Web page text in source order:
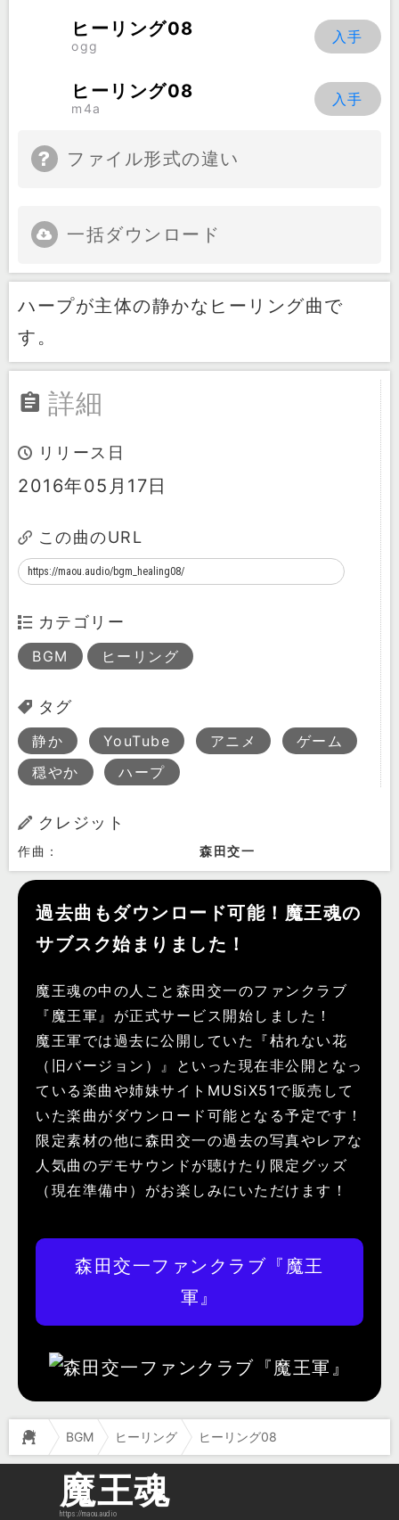
ヒーリング08
ogg
ヒーリング08
m4a
ファイル形式の違い
一括ダウンロード
ハープが主体の静かなヒーリング曲で
す。
詳細
リリース日
2016年05月17日
この曲のURL
カテゴリー
BGM ヒーリング
タグ
静か YouTube アニメ
ゲーム
穏やか
ハープ
クレジット
作曲： 森田交一
過去曲もダウンロード可能！魔王魂の
サブスク始まりました！
魔王魂の中の人こと森田交一のファンクラブ
『魔王軍』が正式サービス開始しました！
魔王軍では過去に公開していた『枯れない花
（旧バージョン）』といった現在非公開となっ
ている楽曲や姉妹サイトMUSiX51で販売して
いた楽曲がダウンロード可能となる予定です！
限定素材の他に森田交一の過去の写真やレアな
人気曲のデモサウンドが聴けたり限定グッズ
（現在準備中）がお楽しみにいただけます！
森田交一ファンクラブ『魔王
軍』
BGM ヒーリング ヒーリング08
魔王魂
https://maou.audio